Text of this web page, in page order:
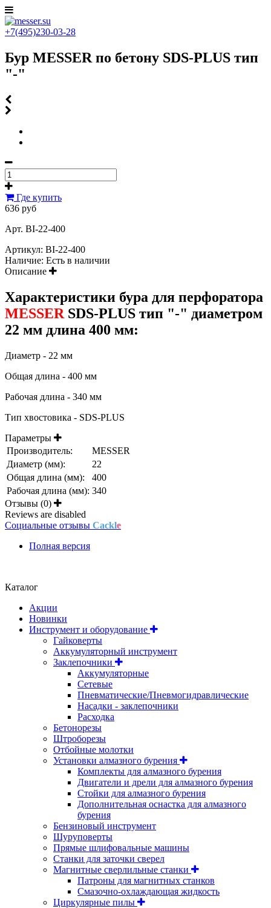
+7(495)230-03-28
Бур MESSER по бетону SDS-PLUS тип
"-"
Где купить
636 руб
Арт. BI-22-400
Артикул: BI-22-400
Наличие: Есть в наличии
Описание
Характеристики бура для перфоратора
MESSER SDS-PLUS тип "-" диаметром
22 мм длина 400 мм:
Диаметр - 22 мм
Общая длина - 400 мм
Рабочая длина - 340 мм
Тип хвостовика - SDS-PLUS
Параметры
Производитель:
MESSER
Диаметр (мм):
22
Общая длина (мм):
400
Рабочая длина (мм): 340
Отзывы (0)
Reviews are disabled
Социальные отзывы Cackle
Полная версия
Каталог
Акции
Новинки
Инструмент и оборудование
Гайковерты
Аккумуляторный инструмент
Заклепочники
Аккумуляторные
Сетевые
Пневматические/Пневмогидравлические
Насадки - заклепочники
Расходка
Бетонорезы
Штроборезы
Отбойные молотки
Установки алмазного бурения
Комплекты для алмазного бурения
Двигатели и дрели для алмазного бурения
Стойки для алмазного бурения
Дополнительная оснастка для алмазного
бурения
Бензиновый инструмент
Шуруповерты
Прямые шлифовальные машины
Станки для заточки сверел
Магнитные сверлильные станки
Патроны для магнитных станков
Смазочно-охлаждающая жидкость
Циркулярные пилы